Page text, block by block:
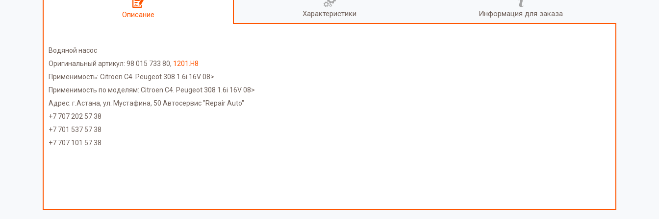
Описание Характеристики Информация для заказа
Водяной насос
Оригинальный артикул: 98 015 733 80, 1201.H8
Применимость: Citroen C4. Peugeot 308 1.6i 16V 08>
Применимость по моделям: Citroen C4. Peugeot 308 1.6i 16V 08>
Адрес: г.Астана, ул. Мустафина, 50 Автосервис "Repair Auto"
+7 707 202 57 38
+7 701 537 57 38
+7 707 101 57 38